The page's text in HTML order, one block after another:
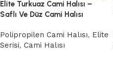
Elite Turkuaz Cami Halısı –
Saflı Ve Düz Cami Halısı
Polipropilen Cami Halısı, Elite
Serisi, Cami Halısı